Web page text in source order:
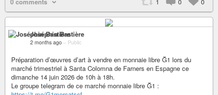
Joséphin Bastière
2 months ago – Public
Préparation d’œuvres d’art à vendre en monnaie libre Ğ1 lors du
marché trimestriel à Santa Colomna de Farners en Espagne ce
dimanche 14 juin 2026 de 10h à 18h.
Le groupe telegram de ce marché monnaie libre Ğ1 :